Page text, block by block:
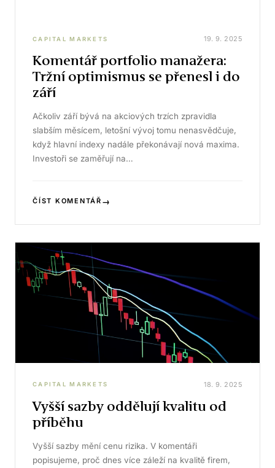
CAPITAL MARKETS 19. 9. 2025
Komentář portfolio manažera:
Tržní optimismus se přenesl i do
září
Ačkoliv září bývá na akciových trzích zpravidla
slabším měsícem, letošní vývoj tomu nenasvědčuje,
když hlavní indexy nadále překonávají nová maxima.
Investoři se zaměřují na…
ČÍST KOMENTÁŘ →
CAPITAL MARKETS 18. 9. 2025
Vyšší sazby oddělují kvalitu od
příběhu
Vyšší sazby mění cenu rizika. V komentáři
popisujeme, proč dnes více záleží na kvalitě firem,